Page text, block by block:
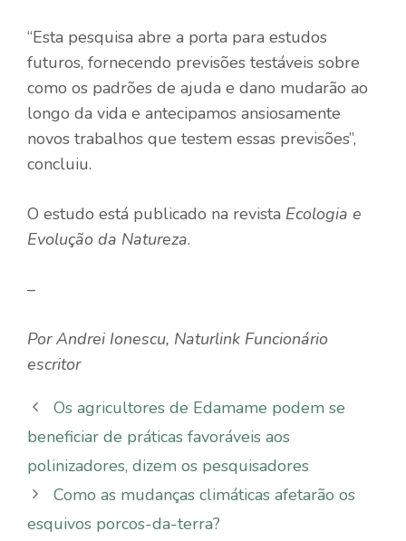
“Esta pesquisa abre a porta para estudos
futuros, fornecendo previsões testáveis ​​sobre
como os padrões de ajuda e dano mudarão ao
longo da vida e antecipamos ansiosamente
novos trabalhos que testem essas previsões”,
concluiu.
O estudo está publicado na revista Ecologia e
Evolução da Natureza.
–
PorAndrei Ionescu, Naturlink Funcionário
escritor
Os agricultores de Edamame podem se
beneficiar de práticas favoráveis ​​aos
polinizadores, dizem os pesquisadores
Como as mudanças climáticas afetarão os
esquivos porcos-da-terra?